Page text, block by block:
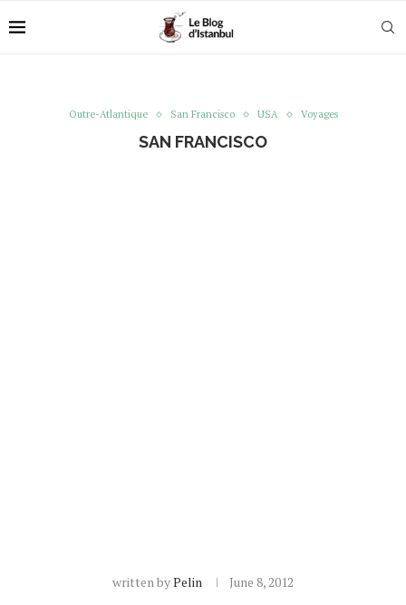
Outre-Atlantique San Francisco USA Voyages
SAN FRANCISCO
written byPelin June 8, 2012